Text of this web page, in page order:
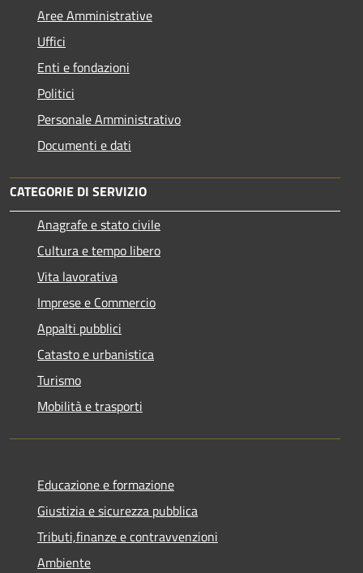
Aree Amministrative
Uffici
Enti e fondazioni
Politici
Personale Amministrativo
Documenti e dati
CATEGORIE DI SERVIZIO
Anagrafe e stato civile
Cultura e tempo libero
Vita lavorativa
Imprese e Commercio
Appalti pubblici
Catasto e urbanistica
Turismo
Mobilità e trasporti
Educazione e formazione
Giustizia e sicurezza pubblica
Tributi,finanze e contravvenzioni
Ambiente